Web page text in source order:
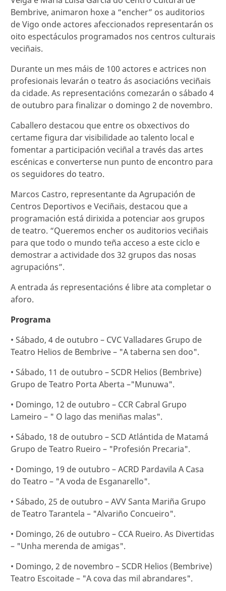
Bembrive, animaron hoxe a “encher” os auditorios
de Vigo onde actores afeccionados representarán os
oito espectáculos programados nos centros culturais
veciñais.
Durante un mes máis de 100 actores e actrices non
profesionais levarán o teatro ás asociacións veciñais
da cidade. As representacións comezarán o sábado 4
de outubro para finalizar o domingo 2 de novembro.
Caballero destacou que entre os obxectivos do
certame figura dar visibilidade ao talento local e
fomentar a participación veciñal a través das artes
escénicas e converterse nun punto de encontro para
os seguidores do teatro.
Marcos Castro, representante da Agrupación de
Centros Deportivos e Veciñais, destacou que a
programación está dirixida a potenciar aos grupos
de teatro. “Queremos encher os auditorios veciñais
para que todo o mundo teña acceso a este ciclo e
demostrar a actividade dos 32 grupos das nosas
agrupacións”.
A entrada ás representacións é libre ata completar o
aforo.
Programa
• Sábado, 4 de outubro – CVC Valladares Grupo de
Teatro Helios de Bembrive – "A taberna sen doo".
• Sábado, 11 de outubro – SCDR Helios (Bembrive)
Grupo de Teatro Porta Aberta –"Munuwa".
• Domingo, 12 de outubro – CCR Cabral Grupo
Lameiro – " O lago das meniñas malas".
• Sábado, 18 de outubro – SCD Atlántida de Matamá
Grupo de Teatro Rueiro – "Profesión Precaria".
• Domingo, 19 de outubro – ACRD Pardavila A Casa
do Teatro – "A voda de Esganarello".
• Sábado, 25 de outubro – AVV Santa Mariña Grupo
de Teatro Tarantela – "Alvariño Concueiro".
• Domingo, 26 de outubro – CCA Rueiro. As Divertidas
– "Unha merenda de amigas".
• Domingo, 2 de novembro – SCDR Helios (Bembrive)
Teatro Escoitade – "A cova das mil abrandares".